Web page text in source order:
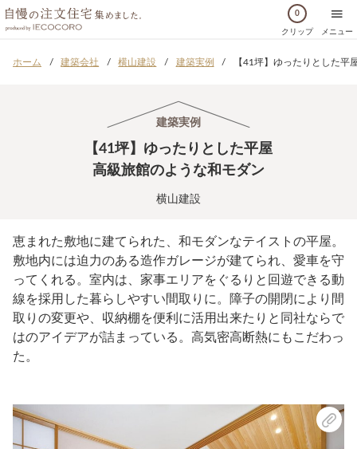
0
クリップ メニュー
ホーム 建築会社 横山建設 建築実例 【41坪】ゆったりとした平
建築実例
【41坪】ゆったりとした平屋
高級旅館のような和モダン
横山建設
恵まれた敷地に建てられた、和モダンなテイストの平屋。
敷地内には迫力のある造作ガレージが建てられ、愛車を守
ってくれる。室内は、家事エリアをぐるりと回遊できる動
線を採用した暮らしやすい間取りに。障子の開閉により間
取りの変更や、収納棚を便利に活用出来たりと同社ならで
はのアイデアが詰まっている。高気密高断熱にもこだわっ
た。